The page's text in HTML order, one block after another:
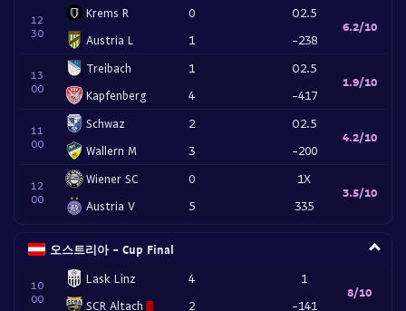
12
30
Krems R
Austria L
0
1
O2.5
-238
6.2/10
13
00
Treibach
Kapfenberg
1
4
O2.5
-417
1.9/10
11
00
Schwaz
Wallern M
2
3
O2.5
-200
4.2/10
12
00
Wiener SC
Austria V
0
5
1X
335
3.5/10
오스트리아 - Cup Final
10
00
Lask Linz
SCR Altach
4
2
1
-141
8/10